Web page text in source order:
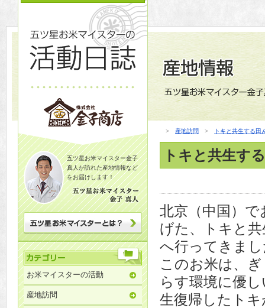
五ツ星お米マイスター金子
真人が訪れた産地情報など
をお届けします！
お米マイスターの活動
産地訪問
> 産地訪問 > トキと共生する田
トキと共生す
北京（中国）
げた、トキと
へ行ってきま
このお米は、
らす環境に優
生復帰したト